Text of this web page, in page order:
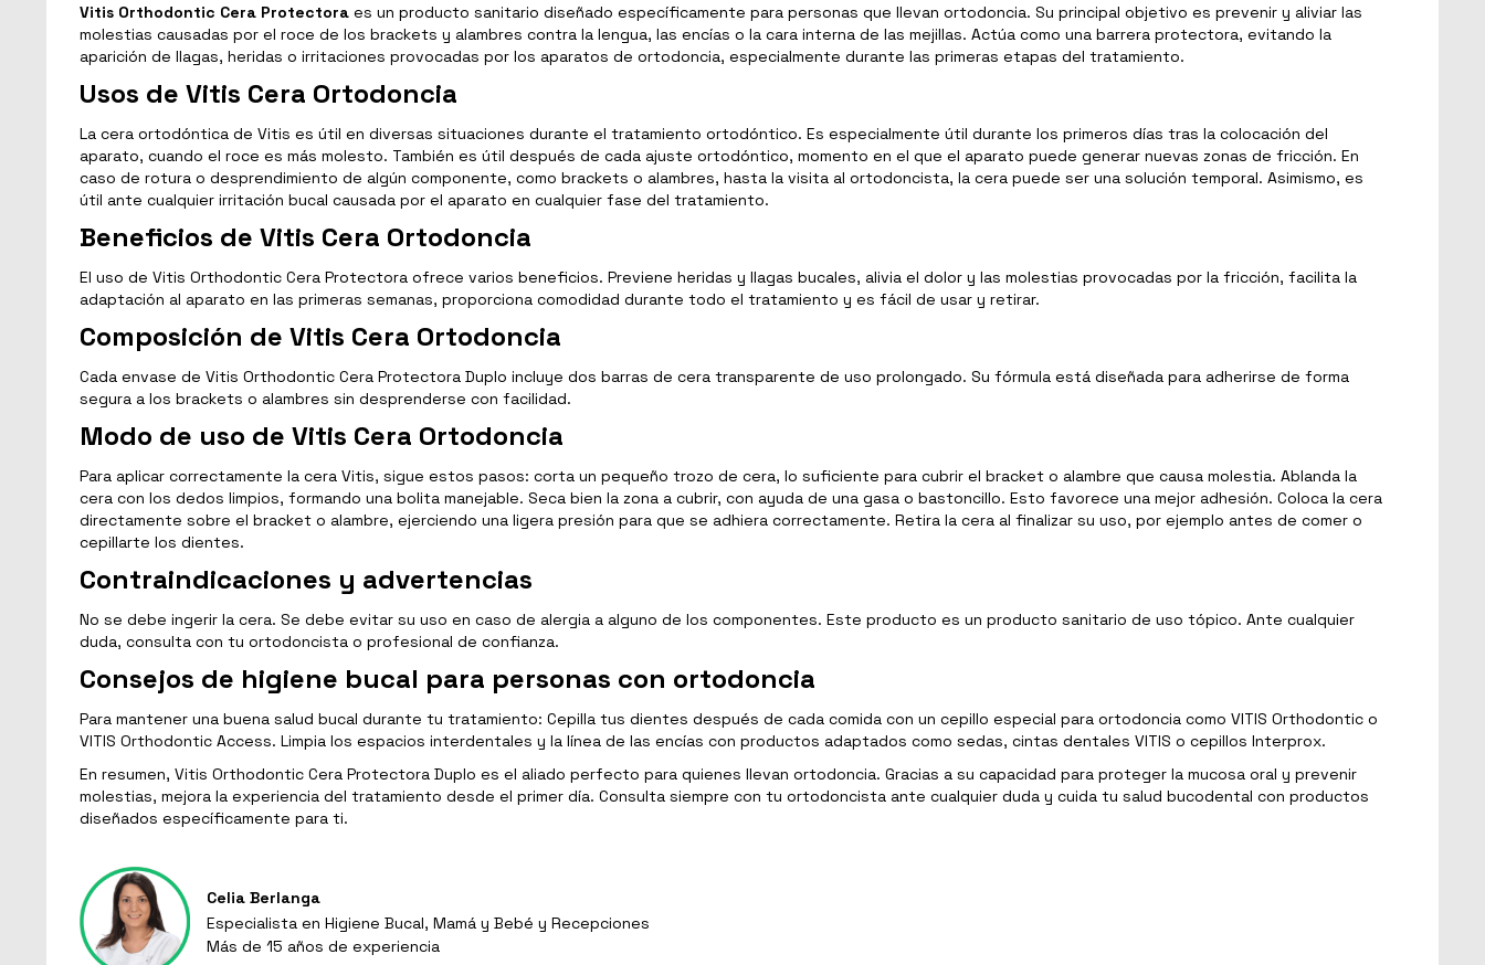
Vitis Orthodontic Cera Protectora es un producto sanitario diseñado específicamente para personas que llevan ortodoncia. Su principal objetivo es prevenir y aliviar las
molestias causadas por el roce de los brackets y alambres contra la lengua, las encías o la cara interna de las mejillas. Actúa como una barrera protectora, evitando la
aparición de llagas, heridas o irritaciones provocadas por los aparatos de ortodoncia, especialmente durante las primeras etapas del tratamiento.
Usos de Vitis Cera Ortodoncia
La cera ortodóntica de Vitis es útil en diversas situaciones durante el tratamiento ortodóntico. Es especialmente útil durante los primeros días tras la colocación del
aparato, cuando el roce es más molesto. También es útil después de cada ajuste ortodóntico, momento en el que el aparato puede generar nuevas zonas de fricción. En
caso de rotura o desprendimiento de algún componente, como brackets o alambres, hasta la visita al ortodoncista, la cera puede ser una solución temporal. Asimismo, es
útil ante cualquier irritación bucal causada por el aparato en cualquier fase del tratamiento.
Beneficios de Vitis Cera Ortodoncia
El uso de Vitis Orthodontic Cera Protectora ofrece varios beneficios. Previene heridas y llagas bucales, alivia el dolor y las molestias provocadas por la fricción, facilita la
adaptación al aparato en las primeras semanas, proporciona comodidad durante todo el tratamiento y es fácil de usar y retirar.
Composición de Vitis Cera Ortodoncia
Cada envase de Vitis Orthodontic Cera Protectora Duplo incluye dos barras de cera transparente de uso prolongado. Su fórmula está diseñada para adherirse de forma
segura a los brackets o alambres sin desprenderse con facilidad.
Modo de uso de Vitis Cera Ortodoncia
Para aplicar correctamente la cera Vitis, sigue estos pasos: corta un pequeño trozo de cera, lo suficiente para cubrir el bracket o alambre que causa molestia. Ablanda la
cera con los dedos limpios, formando una bolita manejable. Seca bien la zona a cubrir, con ayuda de una gasa o bastoncillo. Esto favorece una mejor adhesión. Coloca la cera
directamente sobre el bracket o alambre, ejerciendo una ligera presión para que se adhiera correctamente. Retira la cera al finalizar su uso, por ejemplo antes de comer o
cepillarte los dientes.
Contraindicaciones y advertencias
No se debe ingerir la cera. Se debe evitar su uso en caso de alergia a alguno de los componentes. Este producto es un producto sanitario de uso tópico. Ante cualquier
duda, consulta con tu ortodoncista o profesional de confianza.
Consejos de higiene bucal para personas con ortodoncia
Para mantener una buena salud bucal durante tu tratamiento: Cepilla tus dientes después de cada comida con un cepillo especial para ortodoncia como VITIS Orthodontic o
VITIS Orthodontic Access. Limpia los espacios interdentales y la línea de las encías con productos adaptados como sedas, cintas dentales VITIS o cepillos Interprox.
En resumen, Vitis Orthodontic Cera Protectora Duplo es el aliado perfecto para quienes llevan ortodoncia. Gracias a su capacidad para proteger la mucosa oral y prevenir
molestias, mejora la experiencia del tratamiento desde el primer día. Consulta siempre con tu ortodoncista ante cualquier duda y cuida tu salud bucodental con productos
diseñados específicamente para ti.
Celia Berlanga
Especialista en Higiene Bucal, Mamá y Bebé y Recepciones
Más de 15 años de experiencia